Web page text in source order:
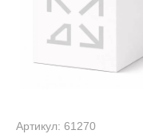
Артикул: 61270